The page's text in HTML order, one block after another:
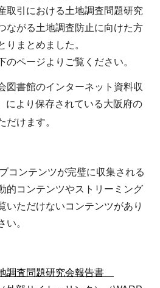
取引における土地調査問題研究
ながる土地調査防止に向けた方
りまとめました。
のページよりご覧ください。
図書館のインターネット資料収
により保存されている大阪府の
だけます。
コンテンツが完璧に収集される
的コンテンツやストリーミング
いただけないコンテンツがあり
い。
調査問題研究会報告書